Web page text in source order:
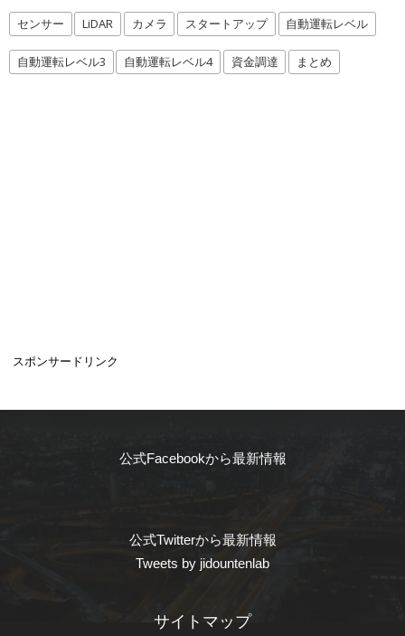
センサー LiDAR カメラ スタートアップ 自動運転レベル
自動運転レベル3 自動運転レベル4 資金調達 まとめ
スポンサードリンク
公式Facebookから最新情報
公式Twitterから最新情報
Tweets by jidountenlab
サイトマップ